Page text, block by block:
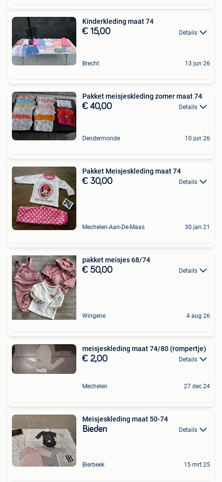
Kinderkleding maat 74
€ 15,00 Details
Brecht 13 jun 26
Pakket meisjeskleding zomer maat 74
€ 40,00 Details
Dendermonde 10 jun 26
Pakket Meisjeskleding maat 74
€ 30,00 Details
Mechelen-Aan-De-Maas 30 jan 21
pakket meisjes 68/74
€ 50,00 Details
Wingene 4 aug 26
meisjeskleding maat 74/80 (rompertje)
€ 2,00 Details
Mechelen 27 dec 24
Meisjeskleding maat 50-74
Bieden Details
Bierbeek 15 mrt 25